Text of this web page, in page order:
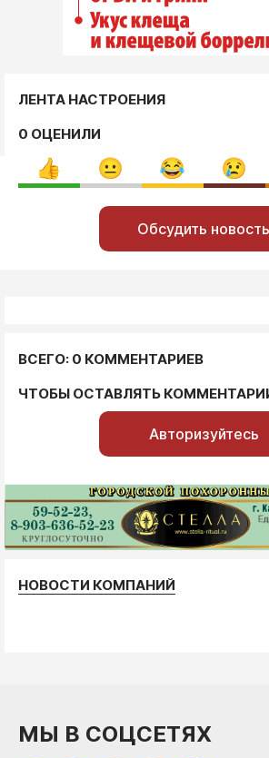
ЛЕНТА НАСТРОЕНИЯ
0 ОЦЕНИЛИ
Обсудить новость
ВСЕГО: 0 КОММЕНТАРИЕВ
ЧТОБЫ ОСТАВЛЯТЬ
Авторизуйтесь
НОВОСТИ КОМПАНИЙ
МЫ В СОЦСЕТЯХ